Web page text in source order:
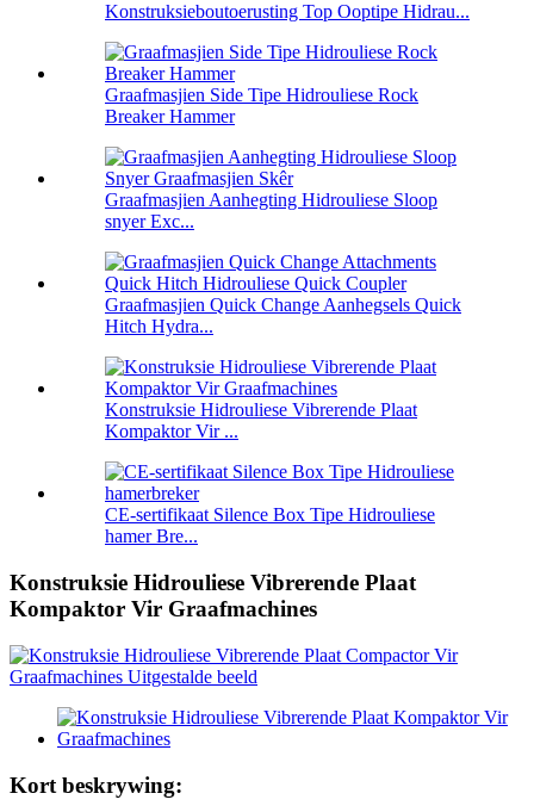
Konstruksieboutoerusting Top Ooptipe Hidrau...
Graafmasjien Side Tipe Hidrouliese Rock
Breaker Hammer
Graafmasjien Aanhegting Hidrouliese Sloop
snyer Exc...
Graafmasjien Quick Change Aanhegsels Quick
Hitch Hydra...
Konstruksie Hidrouliese Vibrerende Plaat
Kompaktor Vir ...
CE-sertifikaat Silence Box Tipe Hidrouliese
hamer Bre...
Konstruksie Hidrouliese Vibrerende Plaat
Kompaktor Vir Graafmachines
Kort beskrywing: